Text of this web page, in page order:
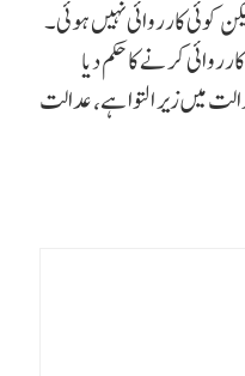
کوئی کارروائی نہیں ہوئی۔
کرنے کا حکم دیا
میں زیر التوا ہے، عدالت